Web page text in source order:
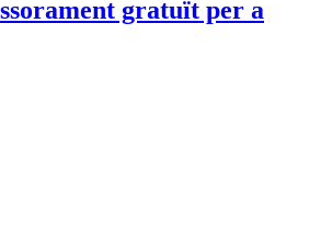
gratuït per a